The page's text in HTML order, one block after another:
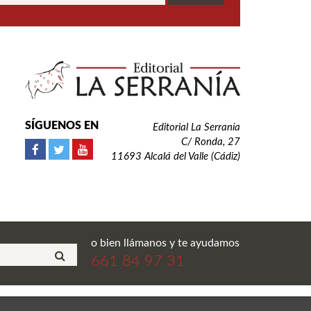
SÍGUENOS EN
Editorial La Serranía
C/ Ronda, 27
11693 Alcalá del Valle (Cádiz)
o bien llámanos y te ayudamos
661 84 97 31